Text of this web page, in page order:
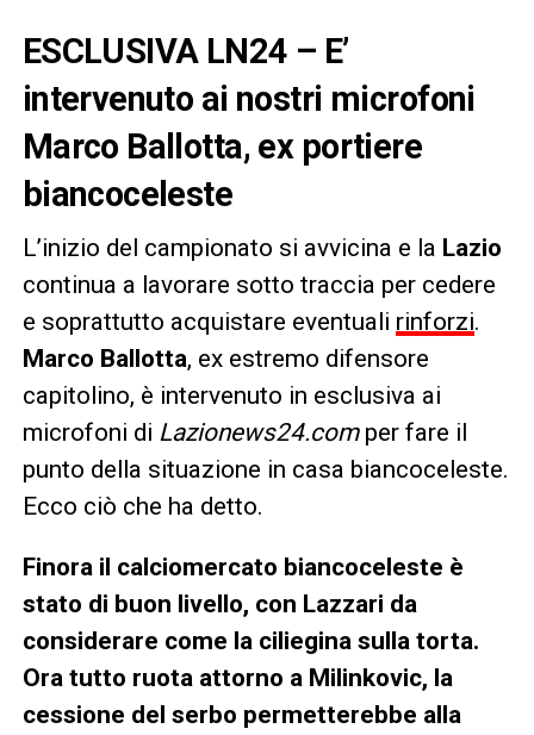
ESCLUSIVA LN24 – E’
intervenuto ai nostri microfoni
Marco Ballotta, ex portiere
biancoceleste
L’inizio del campionato si avvicina e la Lazio
continua a lavorare sotto traccia per cedere
e soprattutto acquistare eventuali rinforzi.
Marco Ballotta, ex estremo difensore
capitolino, è intervenuto in esclusiva ai
microfoni di Lazionews24.comper fare il
punto della situazione in casa biancoceleste.
Ecco ciò che ha detto.
Finora il calciomercato biancoceleste è
stato di buon livello, con Lazzari da
considerare come la ciliegina sulla torta.
Ora tutto ruota attorno a Milinkovic, la
cessione del serbo permetterebbe alla